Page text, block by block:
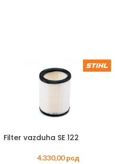
Filter vazduha SE 122
4.330,00рсд